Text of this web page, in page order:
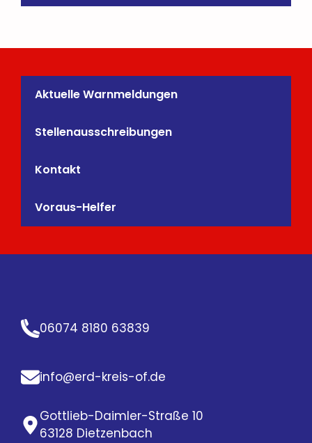
Name*
e
n
m
m
Anfrage*
Aktuelle Warnmeldungen
Stellenausschreibungen
Kontakt
Voraus-Helfer
06074 8180 63839
info@erd-kreis-of.de
Gottlieb-Daimler-Straße 10
63128 Dietzenbach